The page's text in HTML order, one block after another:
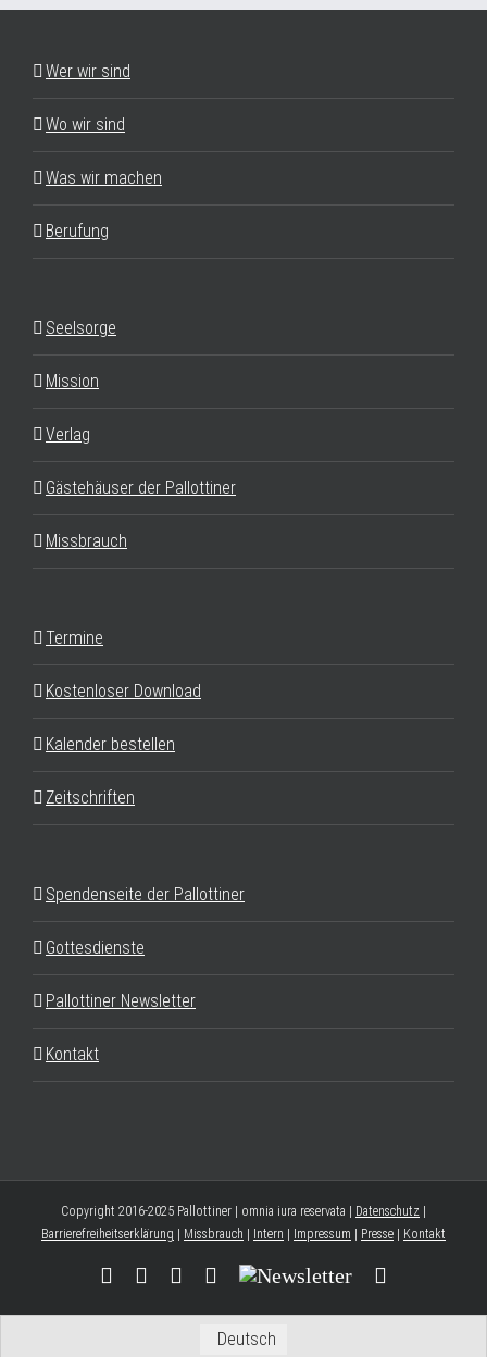
Wer wir sind
Wo wir sind
Was wir machen
Berufung
Seelsorge
Mission
Verlag
Gästehäuser der Pallottiner
Missbrauch
Termine
Kostenloser Download
Kalender bestellen
Zeitschriften
Spendenseite der Pallottiner
Gottesdienste
Pallottiner Newsletter
Kontakt
Copyright 2016-2025 Pallottiner | omnia iura reservata | Datenschutz
Barrierefreiheitserklärung
Missbrauch Intern Impressum Presse Kontakt
FacebookYouTubeInstagram
Threads
Newsletter
Deutsch